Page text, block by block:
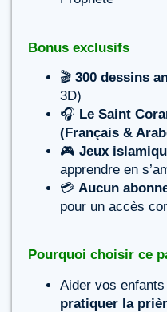
Bonus exclusifs
🎬 300 dessins
3D)
🎧 Le Saint
(Français &
🎮 Jeux
apprendre en
💳 Aucun
pour un accès
Pourquoi choisir ce
Aider vos
pratiquer la